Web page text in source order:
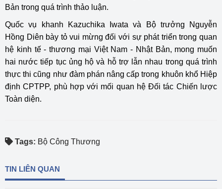
Bản trong quá trình thảo luận.
Quốc vụ khanh Kazuchika Iwata và Bộ trưởng Nguyễn
Hồng Diên bày tỏ vui mừng đối với sự phát triển trong quan
hệ kinh tế - thương mại Việt Nam - Nhật Bản, mong muốn
hai nước tiếp tục ủng hộ và hỗ trợ lẫn nhau trong quá trình
thực thi cũng như đàm phán nâng cấp trong khuôn khổ Hiệp
định CPTPP, phù hợp với mối quan hệ Đối tác Chiến lược
Toàn diện.
Tags: Bộ Công Thương
TIN LIÊN QUAN